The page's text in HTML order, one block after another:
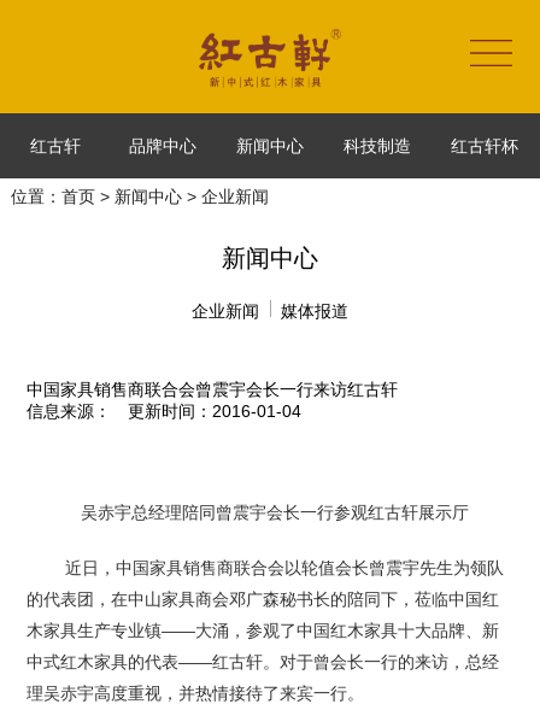
红古轩 品牌中心 新闻中心 科技制造 红古轩杯
位置： 首页> 新闻中心> 企业新闻
新闻中心
企业新闻 媒体报道
中国家具销售商联合会曾震宇会长一行来访红古轩
信息来源：
更新时间：2016-01-04
吴赤宇总经理陪同曾震宇会长一行参观红古轩展示厅
近日，中国家具销售商联合会以轮值会长曾震宇先生为领队
的代表团，在中山家具商会邓广森秘书长的陪同下，莅临中国红
木家具生产专业镇——大涌，参观了中国红木家具十大品牌、新
中式红木家具的代表——红古轩。对于曾会长一行的来访，总经
理吴赤宇高度重视，并热情接待了来宾一行。